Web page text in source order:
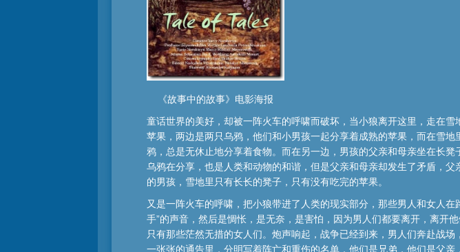
《故事中的故事》电影海报
童话世界的美好，却被一阵火车的呼啸而破坏，当小狼离开这里，走在
苹果，两边是两只乌鸦，他们和小男孩一起分享着成熟的苹果，而在雪
鸦，总是无休止地分享着食物。而在另一边，男孩的父亲和母亲坐在长
乌鸦在分享，也是人类和动物的和谐，但是父亲和母亲却发生了矛盾，
的男孩，雪地里只有长长的凳子，只有没有吃完的苹果。
又是一阵火车的呼啸，把小狼带进了人类的现实部分，那些男人和女人
手”的声音，然后是惆怅，是无奈，是害怕，因为男人们都要离开，离开
只有那些茫然无措的女人们。炮声响起，战争已经到来，男人们奔赴战
一张张的通告里，分明写着阵亡和重伤的名单，他们是兄弟，他们是父